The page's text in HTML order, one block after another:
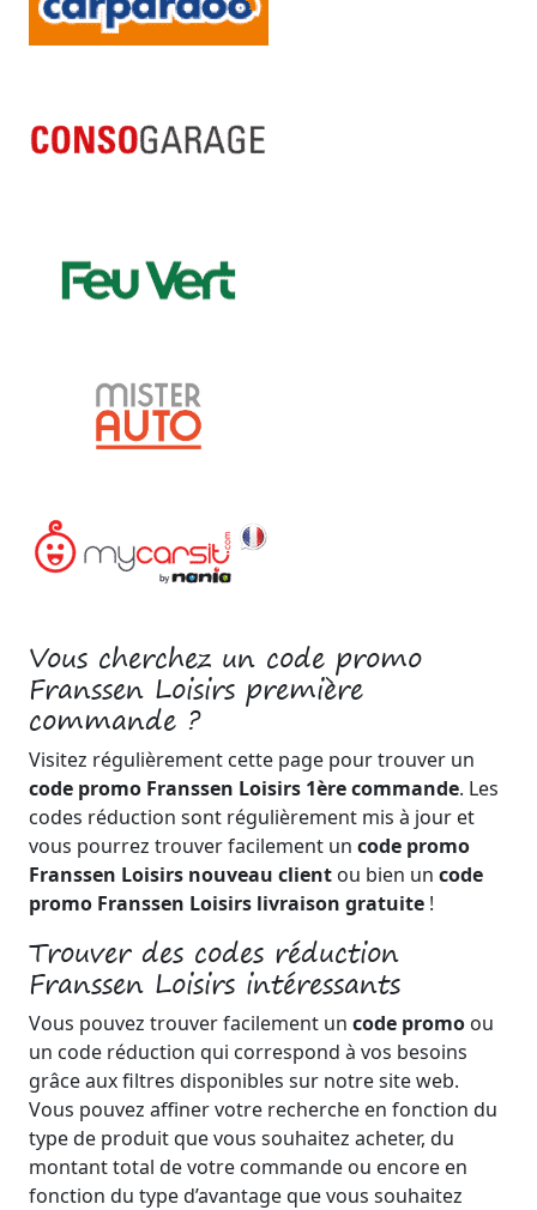
Vous cherchez un code promo
Franssen Loisirs première
commande ?
Visitez régulièrement cette page pour trouver un
code promo Franssen Loisirs 1ère commande. Les
codes réduction sont régulièrement mis à jour et
vous pourrez trouver facilement un code promo
Franssen Loisirs nouveau client ou bien un code
promo Franssen Loisirs livraison gratuite !
Trouver des codes réduction
Franssen Loisirs intéressants
Vous pouvez trouver facilement un code promo ou
un code réduction qui correspond à vos besoins
grâce aux filtres disponibles sur notre site web.
Vous pouvez affiner votre recherche en fonction du
type de produit que vous souhaitez acheter, du
montant total de votre commande ou encore en
fonction du type d’avantage que vous souhaitez